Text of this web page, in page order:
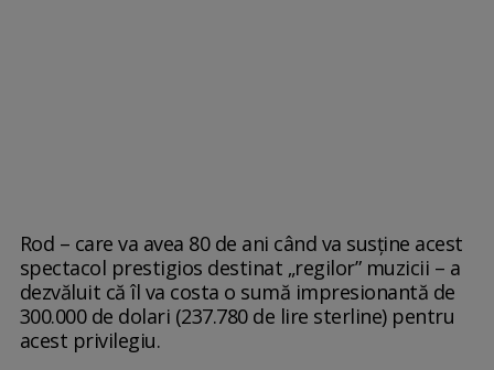
Rod – care va avea 80 de ani când va susține acest
spectacol prestigios destinat „regilor” muzicii – a
dezvăluit că îl va costa o sumă impresionantă de
300.000 de dolari (237.780 de lire sterline) pentru
acest privilegiu.